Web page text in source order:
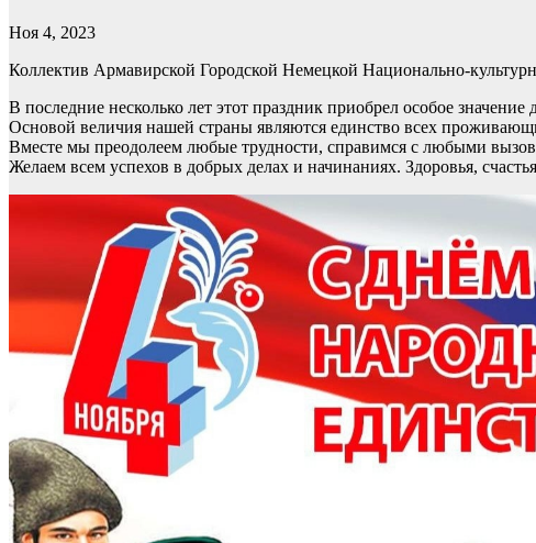
Ноя 4, 2023
Коллектив Армавирской Городской Немецкой Национально-
В последние несколько лет этот праздник приобрел особое значение
Основой величия нашей страны являются единство всех
Вместе мы преодолеем любые трудности, справимся с любыми
Желаем всем успехов в добрых делах и начинаниях. Здоровья,